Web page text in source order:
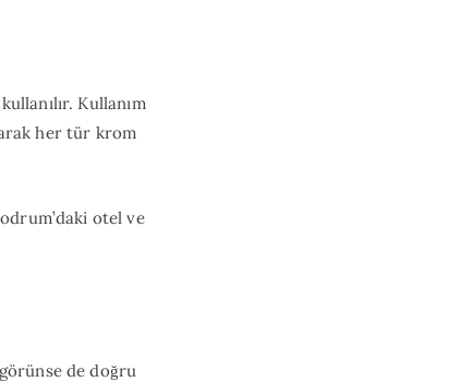
Kullanım
her tür krom
otel ve
de doğru